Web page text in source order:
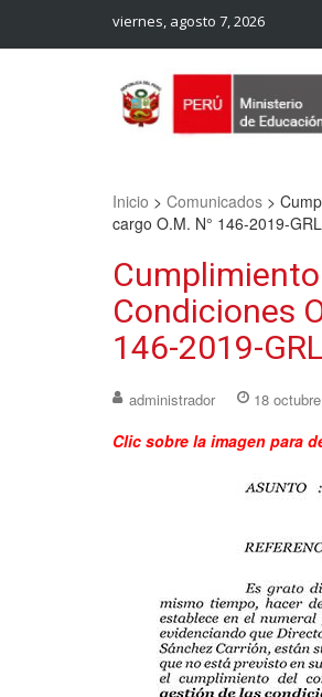
viernes, agosto 7, 2026
Inicio > Comunicados >
cargo O.M. N° 146-2019-
Condiciones
146-2019-
administrador 18
Clic sobre la imagen para